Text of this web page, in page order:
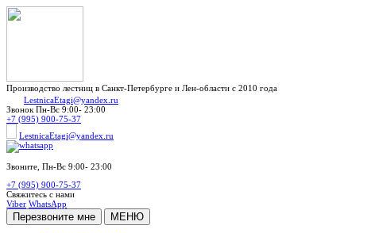
Производство лестниц в Санкт-Петербурге и Лен-области с 2010 года
LestnicaEtagi@yandex.ru
Звонок Пн-Вс 9:00- 23:00
+7 (995) 900-75-37
LestnicaEtagi@yandex.ru
Звоните, Пн-Вс 9:00- 23:00
+7 (995) 900-75-37
Свяжитесь с нами
Viber WhatsApp
Перезвоните мне МЕНЮ